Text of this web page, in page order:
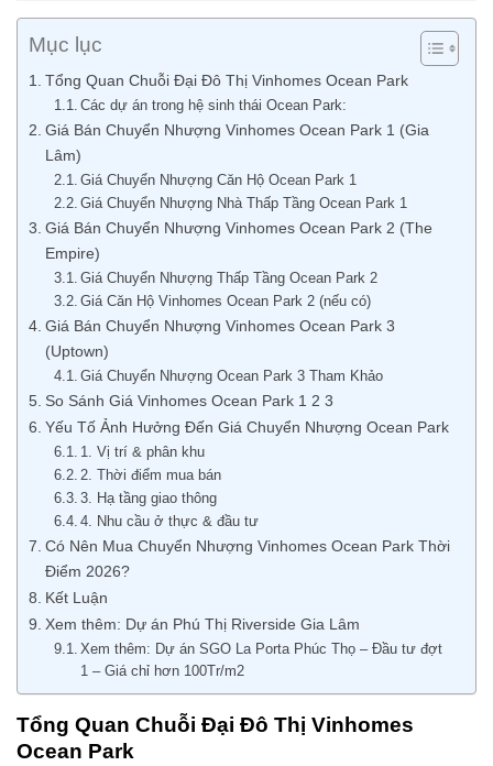
Mục lục
Tổng Quan Chuỗi Đại Đô Thị Vinhomes Ocean Park
Các dự án trong hệ sinh thái Ocean Park:
Giá Bán Chuyển Nhượng Vinhomes Ocean Park 1 (Gia
Lâm)
Giá Chuyển Nhượng Căn Hộ Ocean Park 1
Giá Chuyển Nhượng Nhà Thấp Tầng Ocean Park 1
Giá Bán Chuyển Nhượng Vinhomes Ocean Park 2 (The
Empire)
Giá Chuyển Nhượng Thấp Tầng Ocean Park 2
Giá Căn Hộ Vinhomes Ocean Park 2 (nếu có)
Giá Bán Chuyển Nhượng Vinhomes Ocean Park 3
(Uptown)
Giá Chuyển Nhượng Ocean Park 3 Tham Khảo
So Sánh Giá Vinhomes Ocean Park 1 2 3
Yếu Tố Ảnh Hưởng Đến Giá Chuyển Nhượng Ocean Park
1. Vị trí & phân khu
2. Thời điểm mua bán
3. Hạ tầng giao thông
4. Nhu cầu ở thực & đầu tư
Có Nên Mua Chuyển Nhượng Vinhomes Ocean Park Thời
Điểm 2026?
Kết Luận
Xem thêm: Dự án Phú Thị Riverside Gia Lâm
Xem thêm: Dự án SGO La Porta Phúc Thọ – Đầu tư đợt
1 – Giá chỉ hơn 100Tr/m2
Tổng Quan Chuỗi Đại Đô Thị Vinhomes
Ocean Park